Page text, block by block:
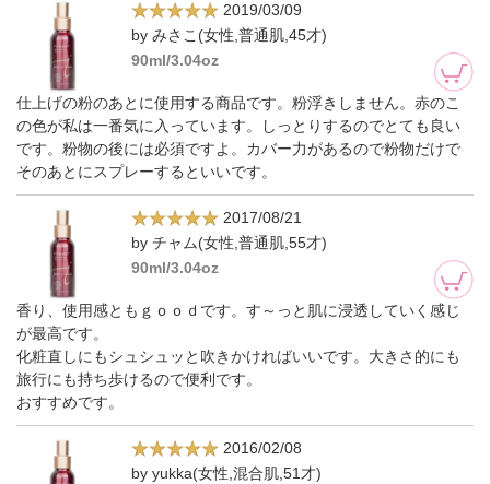
2019/03/09
by みさこ(女性,普通肌,45才)
90ml/3.04oz
仕上げの粉のあとに使用する商品です。粉浮きしません。赤のこ
の色が私は一番気に入っています。しっとりするのでとても良い
です。粉物の後には必須ですよ。カバー力があるので粉物だけで
そのあとにスプレーするといいです。
2017/08/21
by チャム(女性,普通肌,55才)
90ml/3.04oz
香り、使用感ともｇｏｏｄです。す～っと肌に浸透していく感じ
が最高です。
化粧直しにもシュシュッと吹きかければいいです。大きさ的にも
旅行にも持ち歩けるので便利です。
おすすめです。
2016/02/08
by yukka(女性,混合肌,51才)